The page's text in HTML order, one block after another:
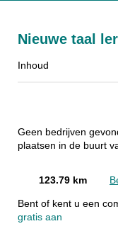
Nieuwe taal
Inhoud
Geen bedrijven
plaatsen in de buurt
123.79 km
Bent of kent u een
gratis aan